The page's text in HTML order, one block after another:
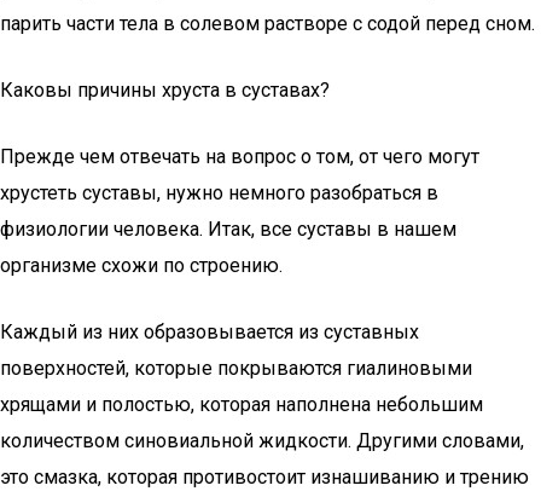
парить части тела в солевом растворе с содой перед сном.
Каковы причины хруста в суставах?
Прежде чем отвечать на вопрос о том, от чего могут
хрустеть суставы, нужно немного разобраться в
физиологии человека. Итак, все суставы в нашем
организме схожи по строению.
Каждый из них образовывается из суставных
поверхностей, которые покрываются гиалиновыми
хрящами и полостью, которая наполнена небольшим
количеством синовиальной жидкости. Другими словами,
это смазка, которая противостоит изнашиванию и трению